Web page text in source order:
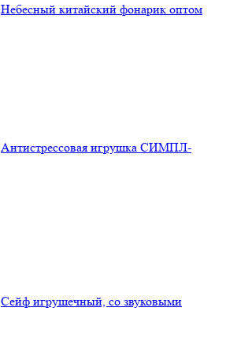
Небесный китайский фонарик оптом
Антистрессовая игрушка СИМПЛ-
Сейф игрушечный, со звуковыми